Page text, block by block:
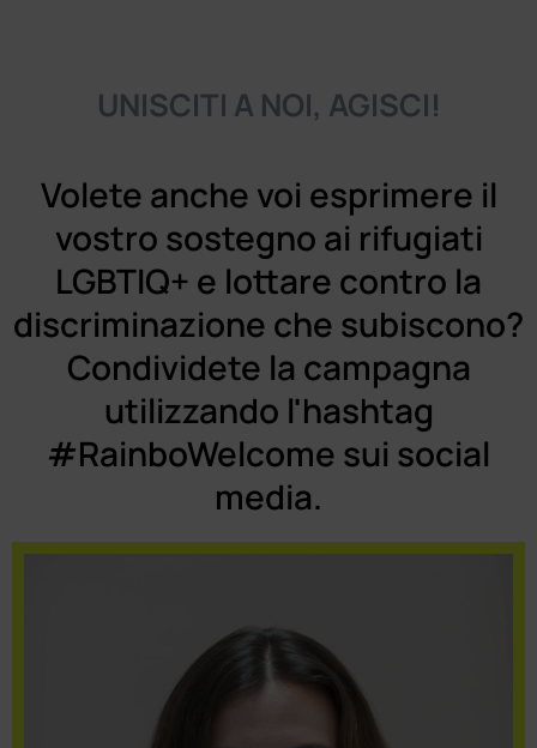
UNISCITI A NOI, AGISCI!​
Volete anche voi esprimere il
vostro sostegno ai rifugiati
LGBTIQ+ e lottare contro la
discriminazione che subiscono?
Condividete la campagna
utilizzando l'hashtag
#RainboWelcome sui social
media.